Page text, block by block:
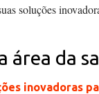
soluções
área da
inovadoras